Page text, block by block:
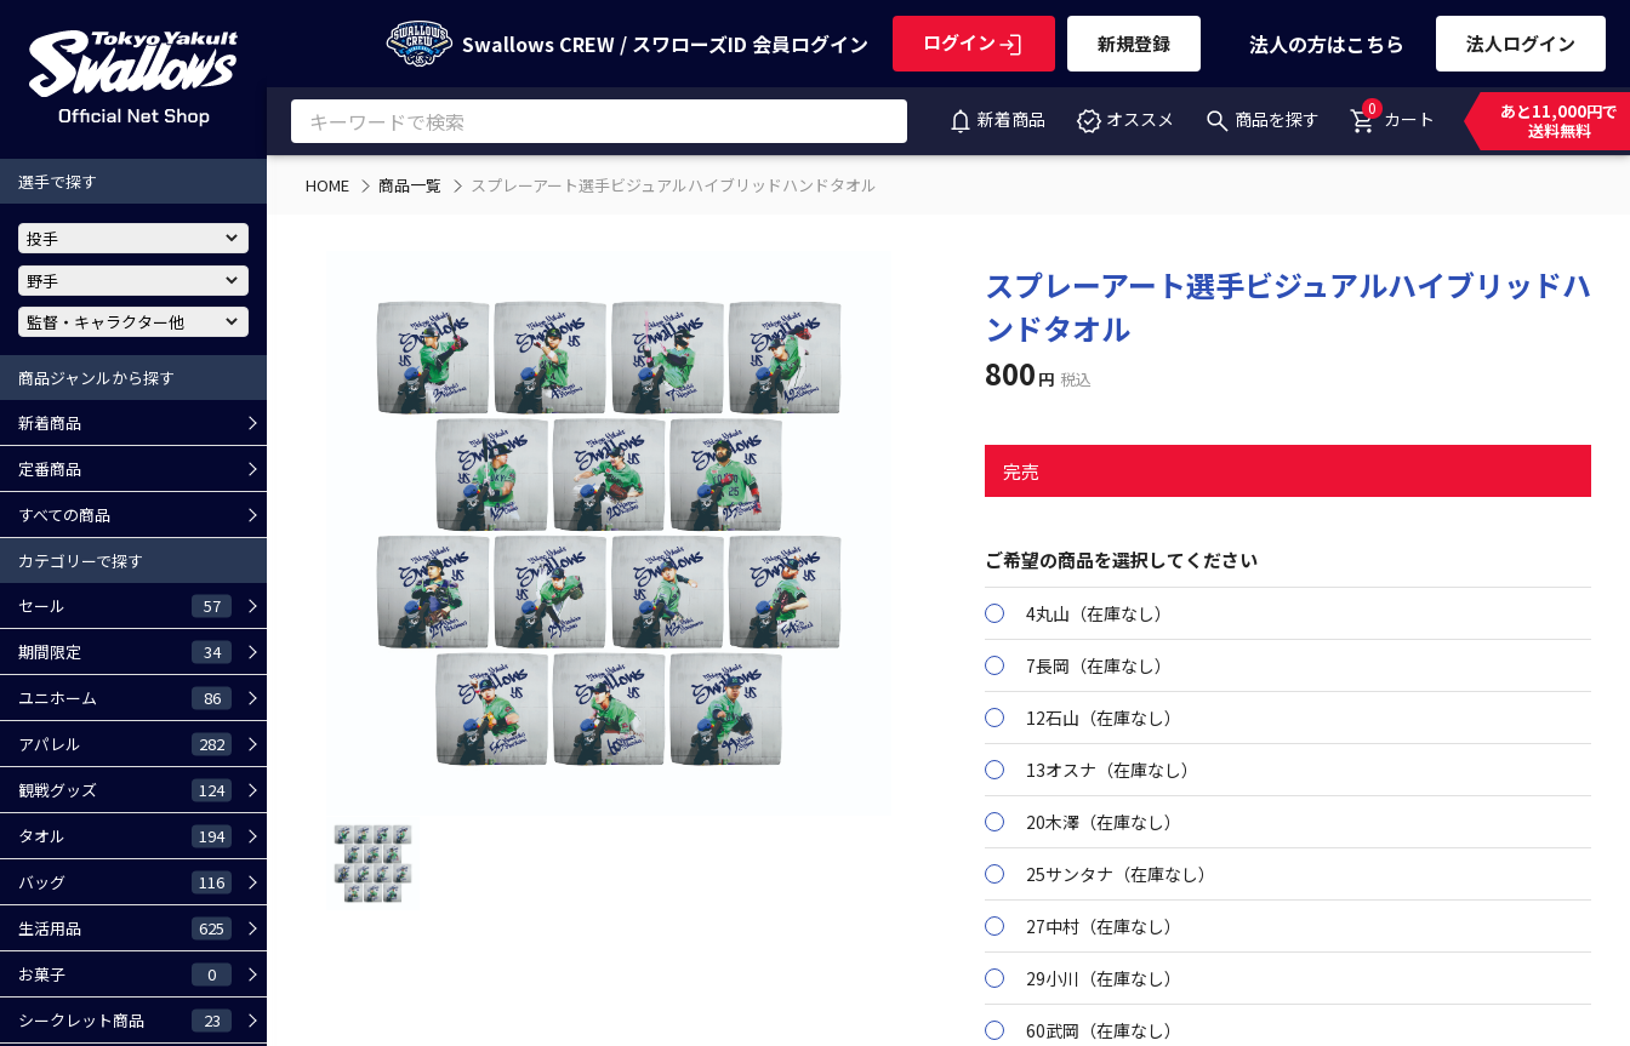
Swallows CREW / スワローズID 会員ログイン ログイン 新規登録 法人の方はこちら 法人ログイン
新着商品 オススメ 商品を探す 0 カート
あと11,000円で
送料無料
選手で探す
商品ジャンルから探す
新着商品
定番商品
すべての商品
カテゴリーで探す
セール
57
期間限定 34
ユニホーム 86
アパレル 282
観戦グッズ 124
タオル 194
バッグ 116
生活用品 625
お菓子 0
シークレット商品 23
HOME 商品一覧 スプレーアート選手ビジュアルハイブリッドハンドタオル
スプレーアート選手ビジュアルハイブリッドハ
ンドタオル
800 円 税込
完売
ご希望の商品を選択してください
4丸山（在庫なし）
7長岡（在庫なし）
12石山（在庫なし）
13オスナ（在庫なし）
20木澤（在庫なし）
25サンタナ（在庫なし）
27中村（在庫なし）
29小川（在庫なし）
60武岡（在庫なし）